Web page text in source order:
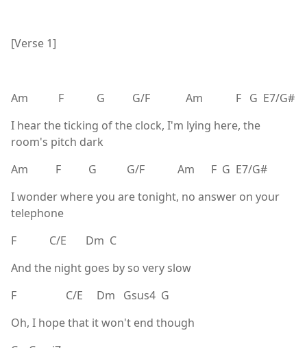
[Verse 1]
Am F G G/F Am F G E7/G#
I hear the ticking of the clock, I'm lying here, the
room's pitch dark
Am F G G/F Am F G E7/G#
I wonder where you are tonight, no answer on your
telephone
F C/E Dm C
And the night goes by so very slow
F C/E Dm Gsus4 G
Oh, I hope that it won't end though